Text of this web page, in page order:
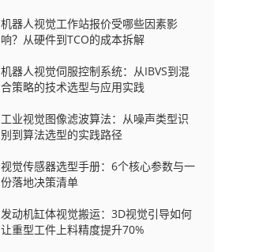
机器人视觉工作站报价受哪些因素影
响？从硬件到TCO的成本拆解
机器人视觉伺服控制系统：从IBVS到混
合策略的技术选型与应用实践
工业视觉图像滤波算法：从噪声类型识
别到算法选型的实践路径
视觉传感器选型手册：6个核心参数与一
份落地决策清单
发动机缸体视觉搬运：3D视觉引导如何
让重型工件上料精度提升70%